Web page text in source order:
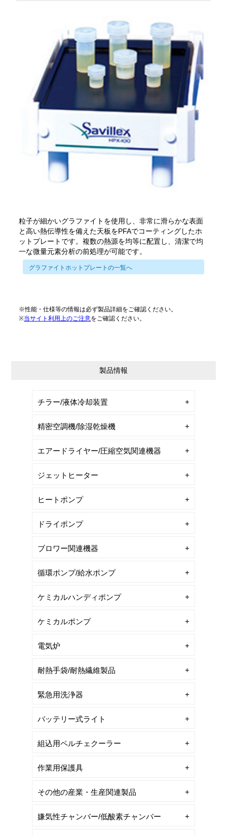
粒子が細かいグラファイトを使用し、非常に滑らかな表面
と高い熱伝導性を備えた天板をPFAでコーティングしたホ
ットプレートです。複数の熱源を均等に配置し、清潔で均
一な微量元素分析の前処理が可能です。
グラファイトホットプレートの一覧へ
※性能・仕様等の情報は必ず製品詳細をご確認ください。
※当サイト利用上のご注意をご確認ください。
製品情報
チラー/液体冷却装置
精密空調機/除湿乾燥機
エアードライヤー/圧縮空気関連機器
ジェットヒーター
ヒートポンプ
ドライポンプ
ブロワー関連機器
循環ポンプ/給水ポンプ
ケミカルハンディポンプ
ケミカルポンプ
電気炉
耐熱手袋/耐熱繊維製品
緊急用洗浄器
バッテリー式ライト
組込用ペルチェクーラー
作業用保護具
その他の産業・生産関連製品
嫌気性チャンバー/低酸素チャンバー